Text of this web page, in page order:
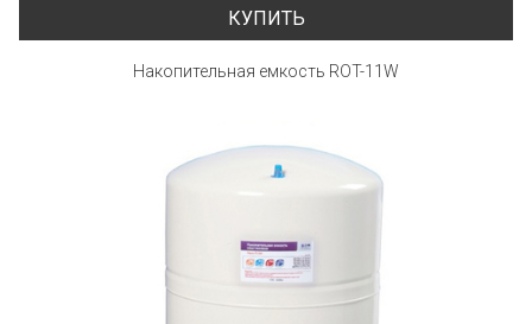
КУПИТЬ
Накопительная емкость ROT-11W